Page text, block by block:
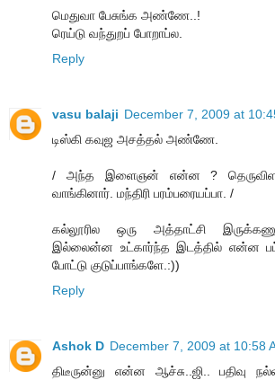
மெதுவா பேசுங்க அண்ணே..!
ரெய்டு வந்துறப் போறாப்ல.
Reply
vasu balaji December 7, 2009 at
டிஸ்கி கவுஜ அசத்தல் அண்ணே.
/ அந்த இளைஞன் என்ன ?
வாங்கினார். மந்திரி பரம்பரையப்பா. /
கல்லூரில ஒரு அத்தாட்சி
இல்லைன்ன உட்கார்ந்த இடத்தில் என்ன
போட்டு குடுப்பாங்களே.:))
Reply
Ashok D December 7, 2009 at 10:58
திடீருன்னு என்ன ஆச்சு..ஜி.. பதிவு